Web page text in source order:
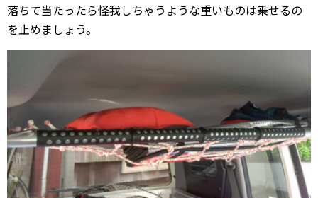
落ちて当たったら怪我しちゃうような重いものは乗せるの
を止めましょう。